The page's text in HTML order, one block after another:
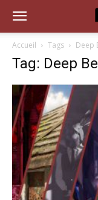
Accueil Tags Deep
Tag: Deep